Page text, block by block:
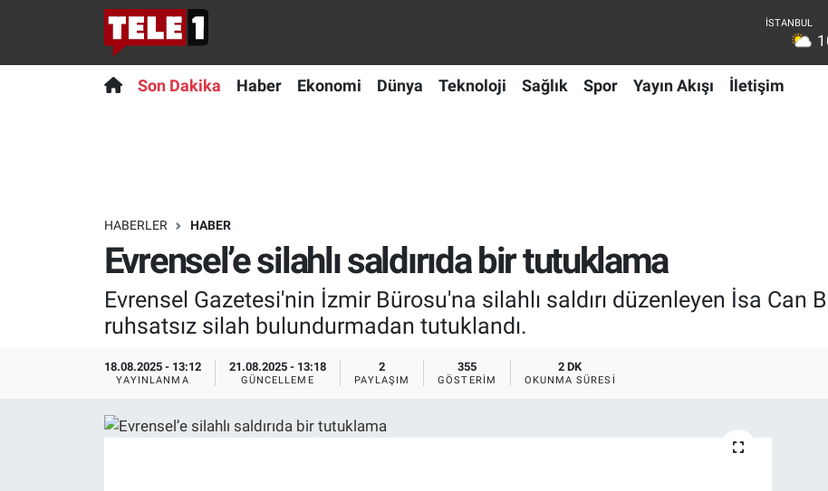
Son Dakika Haber Ekonomi Dünya Teknoloji Sağlık Spor Yayın Akışı İletişim
HABERLER HABER
Evrensel’e silahlı saldırıda bir tutuklama
Evrensel Gazetesi'nin İzmir Bürosu'na silahlı saldırı düzenleyen İsa Can
ruhsatsız silah bulundurmadan tutuklandı.
18.08.2025 - 13:12
YAYINLANMA
21.08.2025 - 13:18
GÜNCELLEME
2
PAYLAŞIM
355
GÖSTERIM
2 DK
OKUNMA SÜRESI
Anında Manşet
Bilim ve Teknoloji Evreni
Doğa Konuşuyor
Ege'den Esintiler
Son Dakika
Teknoloji
Nöbetçi Eczaneler
Süper Lig Puan Durumu ve Fikstür
Tüm Manşetler